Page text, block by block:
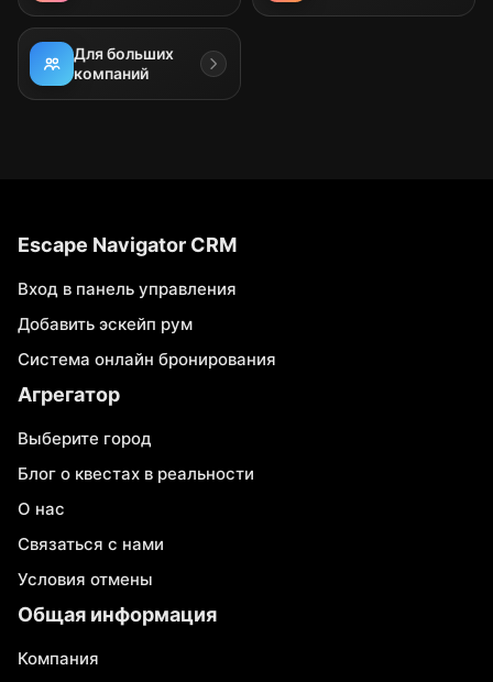
Для больших
компаний
Escape Navigator CRM
Вход в панель управления
Добавить эскейп рум
Система онлайн бронирования
Агрегатор
Выберите город
Блог о квестах в реальности
О нас
Связаться с нами
Условия отмены
Общая информация
Компания